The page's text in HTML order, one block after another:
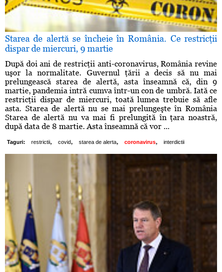
Starea de alertă se încheie în România. Ce restricţii
dispar de miercuri, 9 martie
După doi ani de restricţii anti-coronavirus, România revine
uşor la normalitate. Guvernul ţării a decis să nu mai
prelungească starea de alertă, asta înseamnă că, din 9
martie, pandemia intră cumva într-un con de umbră. Iată ce
restricţii dispar de miercuri, toată lumea trebuie să afle
asta. Starea de alertă nu se mai prelungeşte în România
Starea de alertă nu va mai fi prelungită în ţara noastră,
după data de 8 martie. Asta înseamnă că vor ...
Taguri: restrictii, covid, starea de alerta, coronavirus, interdictii